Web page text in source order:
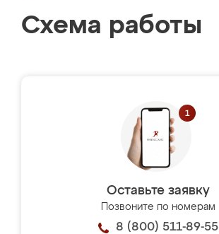
Схема работы
Оставьте заявку
Позвоните по номерам
8 (800) 511-89-55